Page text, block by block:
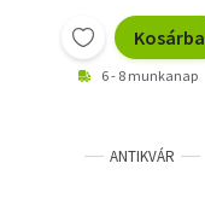
Kosárba
6 - 8 munkanap
ANTIKVÁR